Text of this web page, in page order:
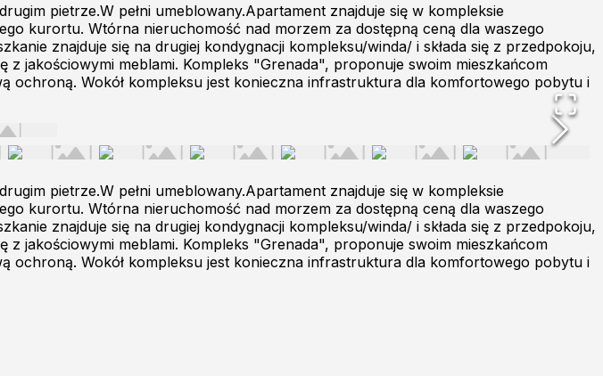
pietrze.W pełni umeblowany.Apartament znajduje się w kompleksie
kurortu. Wtórna nieruchomość nad morzem za dostępną ceną dla waszego
znajduje się na drugiej kondygnacji kompleksu/winda/ i składa się z przedpokoju,
jakościowymi meblami. Kompleks "Grenada", proponuje swoim mieszkańcom
ochroną. Wokół kompleksu jest konieczna infrastruktura dla komfortowego pobytu i
pietrze.W pełni umeblowany.Apartament znajduje się w kompleksie
kurortu. Wtórna nieruchomość nad morzem za dostępną ceną dla waszego
znajduje się na drugiej kondygnacji kompleksu/winda/ i składa się z przedpokoju,
jakościowymi meblami. Kompleks "Grenada", proponuje swoim mieszkańcom
ochroną. Wokół kompleksu jest konieczna infrastruktura dla komfortowego pobytu i